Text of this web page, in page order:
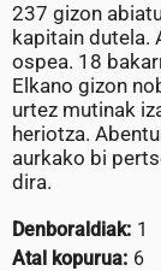
237 gizon
kapitain dutela.
ospea. 18
Elkano gizon
urtez mutinak
heriotza.
aurkako bi
dira.
Denboraldiak: 1
Atal kopurua: 6